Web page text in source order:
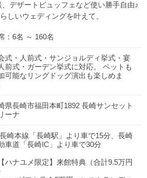
デザートビュッフェなど使い勝手自由♪
しいウェディングを叶えて。
：6名 ～ 160名
式・人前式・サンジョルディ挙式・宴
前式・ガーデン挙式に対応。 ペットも
可能なリングドッグ演出も楽しめま
県長崎市福田本町1892 長崎サンセット
ーナ
崎本線「長崎駅」より車で15分、長崎
車道「長崎IC」より車で30分
ハナユメ限定】来館特典（合計9.5万円